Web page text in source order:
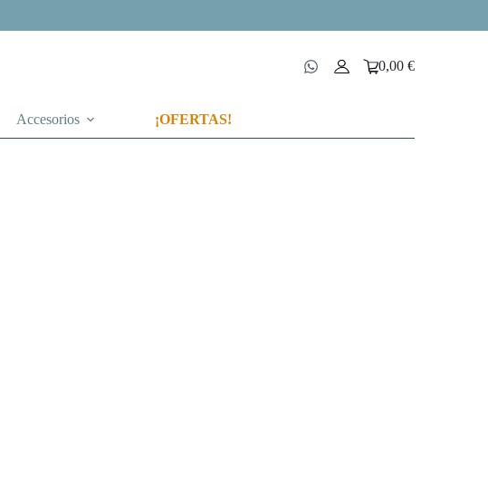
Carro
0,00€
Accesorios ¡OFERTAS!